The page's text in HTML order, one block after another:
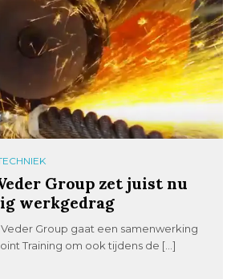
Group zet juist nu
werkgedrag
Group gaat een samenwerking
Training om ook tijdens de […]